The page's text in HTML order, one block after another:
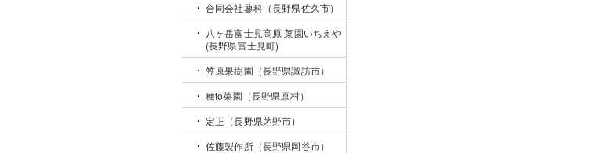
合同会社蓼科（長野県佐久市）
八ヶ岳富士見高原 菜園いちえや
(長野県富士見町)
笠原果樹園（長野県諏訪市）
種to菜園（長野県原村）
定正（長野県茅野市）
佐藤製作所（長野県岡谷市）